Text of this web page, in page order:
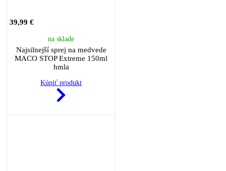
39,99 €
na sklade
Najsilnejší sprej na medvede
MACO STOP Extreme 150ml
hmla
Kúpiť produkt